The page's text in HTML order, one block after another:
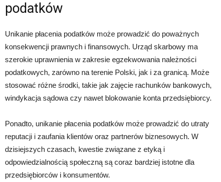
podatków
Unikanie płacenia podatków może prowadzić do poważnych
konsekwencji prawnych i finansowych. Urząd skarbowy ma
szerokie uprawnienia w zakresie egzekwowania należności
podatkowych, zarówno na terenie Polski, jak i za granicą. Może
stosować różne środki, takie jak zajęcie rachunków bankowych,
windykacja sądowa czy nawet blokowanie konta przedsiębiorcy.
Ponadto, unikanie płacenia podatków może prowadzić do utraty
reputacji i zaufania klientów oraz partnerów biznesowych. W
dzisiejszych czasach, kwestie związane z etyką i
odpowiedzialnością społeczną są coraz bardziej istotne dla
przedsiębiorców i konsumentów.